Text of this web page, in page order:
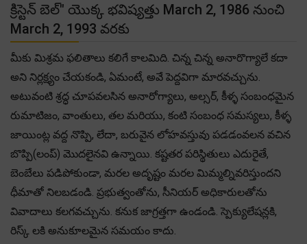
క్రిస్టెన్ బెల్" యొక్క భవిష్యత్తు March 2, 1986 నుంచి
March 2, 1993 వరకు
మీకు మిశ్రమ ఫలితాలు కలిగే కాలమిది. చిన్న చిన్న అనారొగ్యాలే కదా
అని నిర్లక్ష్యం చేయకండి, ఏమంటే, అవే పెద్దవిగా మారవచ్చును.
అటువంటి శ్రద్ధ చూపవలసిన అనారోగ్యాలు, అల్సర్, కీళ్ళ సంబంధమైన
రుమాటిజం, వాంతులు, తల మరియు, కంటి సంబంధ సమస్యలు, కీళ్ళ
జాయింట్ల వద్ద నొప్పి, లేదా, బరువైన లోహవస్తువు పడడంవలన వచిన
బొప్పి(లంప్) మొదలైనవి ఉన్నాయి. కష్టతర పరిస్థితులు ఎదురైతే,
బెంబేలు పడిపోకుండా, మరల అదృష్టం మరల మిమ్మల్నివరిస్తుందని
ధీమాతో నిలబడండి. ప్రభుత్వంతోను, సీనియర్ అధికారులతోను
వివాదాలు కలగవచ్చును. కనుక జాగ్రత్తగా ఉండండి. స్పెక్యులేషన్లకి,
రిస్క్ లకి అనుకూలమైన సమయం కాదు.